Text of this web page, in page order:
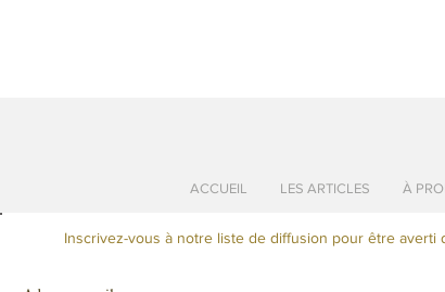
ACCUEIL LES ARTICLES À
Inscrivez-vous à notre liste de diffusion pour être